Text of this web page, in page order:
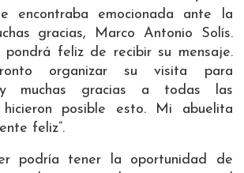
encontraba emocionada ante la
gracias, Marco Antonio Solís.
feliz de recibir su mensaje.
organizar su visita para
y muchas gracias a todas las
hicieron posible esto. Mi abuelita
feliz”.
podría tener la oportunidad de